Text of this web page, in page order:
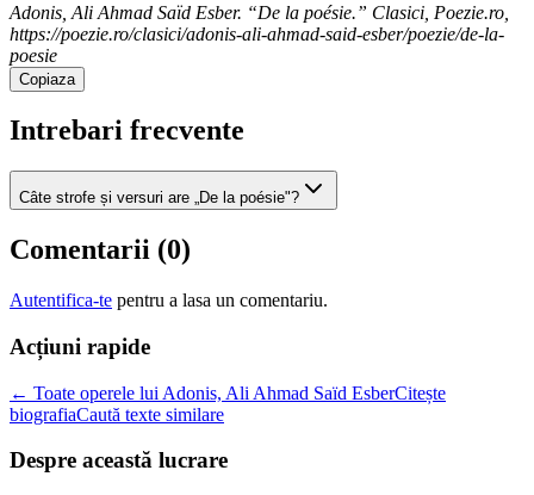
Adonis, Ali Ahmad Saïd Esber. “De la poésie.” Clasici, Poezie.ro,
https://poezie.ro/clasici/adonis-ali-ahmad-said-esber/poezie/de-la-
poesie
Copiaza
Intrebari frecvente
Câte strofe și versuri are „De la poésie"?
Comentarii (0)
Autentifica-te pentru a lasa un comentariu.
Acțiuni rapide
← Toate operele lui Adonis, Ali Ahmad Saïd EsberCitește
biografiaCaută texte similare
Despre această lucrare